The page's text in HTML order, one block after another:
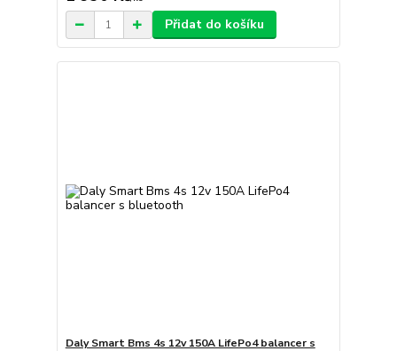
Přidat do košíku
Daly Smart Bms 4s 12v 150A LifePo4 balancer s